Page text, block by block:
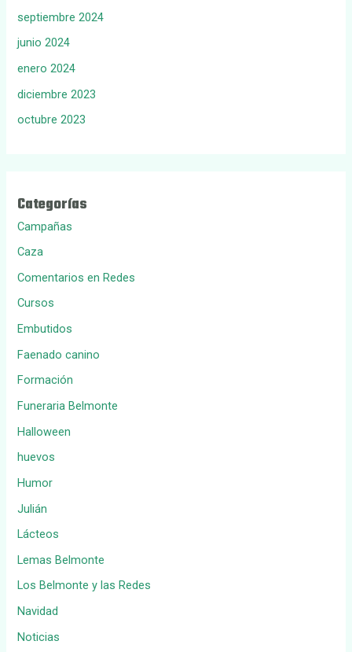
septiembre 2024
junio 2024
enero 2024
diciembre 2023
octubre 2023
Categorías
Campañas
Caza
Comentarios en Redes
Cursos
Embutidos
Faenado canino
Formación
Funeraria Belmonte
Halloween
huevos
Humor
Julián
Lácteos
Lemas Belmonte
Los Belmonte y las Redes
Navidad
Noticias